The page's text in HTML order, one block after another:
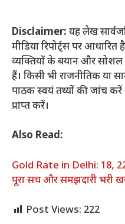
Disclaimer: यह लेख
मीडिया रिपोर्ट्स पर
व्यक्तियों के बयान और सोशल
हैं। किसी भी राजनीतिक या
पाठक स्वयं तथ्यों की जांच करें
प्राप्त करें।
Also Read:
Gold Rate in Delhi: 18,
पूरा सच और समझदारी भरी
Post Views: 222